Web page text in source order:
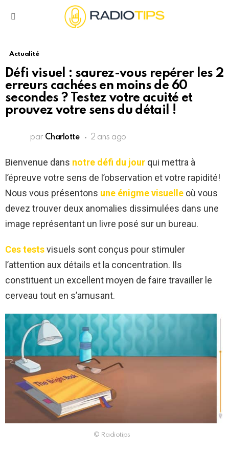
Actualité
Défi visuel : saurez-vous repérer les 2
erreurs cachées en moins de 60
secondes ? Testez votre acuité et
prouvez votre sens du détail !
par Charlotte 2 ans ago
Bienvenue dans notre défi du jour qui mettra à
l’épreuve votre sens de l’observation et votre rapidité!
Nous vous présentons une énigme visuelle où vous
devez trouver deux anomalies dissimulées dans une
image représentant un livre posé sur un bureau.
Ces testsvisuels sont conçus pour stimuler
l’attention aux détails et la concentration. Ils
constituent un excellent moyen de faire travailler le
cerveau tout en s’amusant.
© Radiotips